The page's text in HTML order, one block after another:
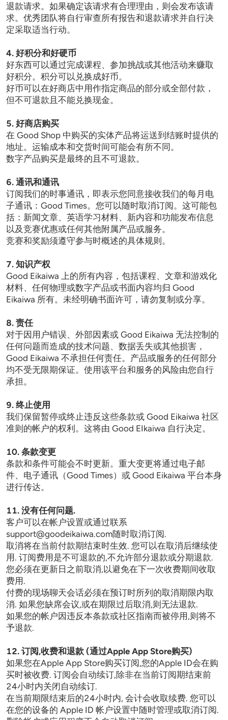
退款请求。如果确定该请求有合理理由，则会发布该请
求。优秀团队将自行审查所有报告和退款请求并自行决
定采取适当行动。
4. 好积分和好硬币
好东西可以通过完成课程、参加挑战或其他活动来赚取
好积分。积分可以兑换成好币。
好币可以在好商店中用作指定商品的部分或全部付款，
但不可退款且不能兑换现金。
5. 好商店购买
在 Good Shop 中购买的实体产品将运送到结账时提供的
地址。运输成本和交货时间可能会有所不同。
数字产品购买是最终的且不可退款。
6. 通讯和通讯
订阅我们的时事通讯，即表示您同意接收我们的每月电
子通讯：Good Times。您可以随时取消订阅。这可能包
括：新闻文章、英语学习材料、新内容和功能发布信息
以及竞赛优惠或任何其他附属产品或服务。
竞赛和奖励须遵守参与时概述的具体规则。
7. 知识产权
Good Eikaiwa 上的所有内容，包括课程、文章和游戏化
材料、任何物理或数字产品或书面内容均归 Good
Eikaiwa 所有。未经明确书面许可，请勿复制或分享。
8. 责任
对于因用户错误、外部因素或 Good Eikaiwa 无法控制的
任何问题而造成的技术问题、数据丢失或其他损害，
Good Eikaiwa 不承担任何责任。产品或服务的任何部分
均不受无限期保证。使用该平台和服务的风险由您自行
承担。
9. 终止使用
我们保留暂停或终止违反这些条款或 Good Eikaiwa 社区
准则的帐户的权利。这将由 Good EIkaiwa 自行决定。
10. 条款变更
条款和条件可能会不时更新。重大变更将通过电子邮
件、电子通讯（Good Times）或 Good Eikaiwa 平台本身
11. 没有任何问题.
客户可以在帐户设置或通过联系
support@goodeikaiwa.com随时取消订阅.
取消将在当前付款期结束时生效. 您可以在取消后继续使
用. 订阅费用是不可退款的,不允许部分退款或分期退款.
您必须在更新日之前取消,以避免在下一次收费期间收取
费用.
付费的现场聊天会话必须在预订时所列的取消期限内取
消. 如果您缺席会议,或在期限过后取消,则无法退款.
如果您的帐户因违反本条款或社区指南而被停用,则将不
予退款.
12. 订阅,收费和退款 (通过Apple App Store购买)
如果您在Apple App Store购买订阅,您的Apple ID会在购
买时被收费. 订阅会自动续订,除非在当前订阅期结束前
24小时内关闭自动续订.
在当前期限结束后的24小时内, 会计会收取续费. 您可以
在您的设备的 Apple ID 帐户设置中随时管理或取消订阅.